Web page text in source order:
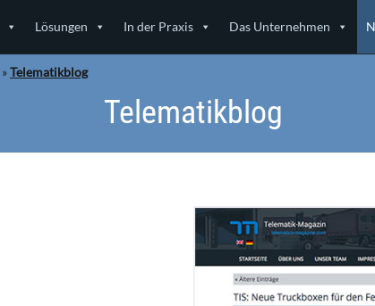
Lösungen In der Praxis Das Unternehmen
»Telematikblog
Telematikblog